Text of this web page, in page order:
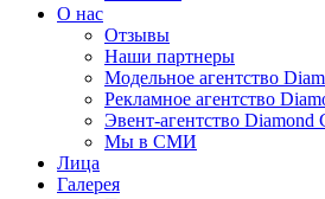
О нас
Отзывы
Наши партнеры
Модельное агентство
Рекламное агентство
Эвент-агентство Diamond
Мы в СМИ
Лица
Галерея